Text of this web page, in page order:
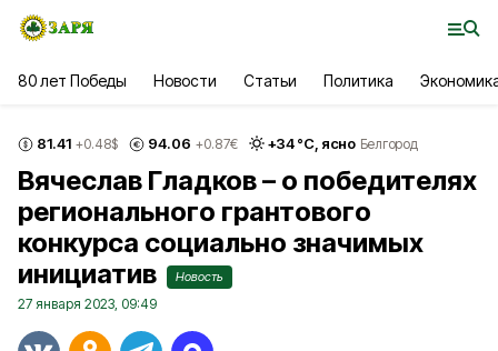
80 лет Победы Новости Статьи Политика
81.41 +0.48$ 94.06 +0.87€ +34°С, ясно Белгород
Вячеслав Гладков – о победителях
регионального грантового
конкурса социально значимых
инициатив
Новость
27 января 2023, 09:49